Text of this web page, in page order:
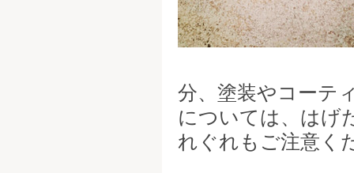
分、塗装やコーテ
については、はげ
れぐれもご注意く